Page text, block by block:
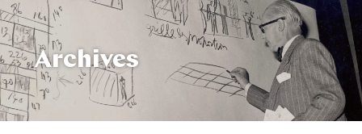
Archives